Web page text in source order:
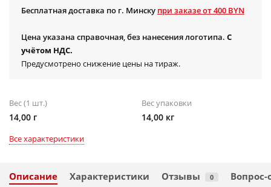
Бесплатная доставка по г. Минску при заказе от 400 BYN
Цена указана справочная, без нанесения логотипа. С
учётом НДС.
Предусмотрено снижение цены на тираж.
Вес (1 шт.)
14,00 г
Вес упаковки
14,00 кг
Все характеристики
Описание Характеристики Отзывы 0 Вопрос-